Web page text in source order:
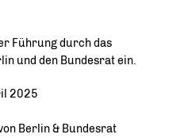
Führung durch das
und den Bundesrat ein.
2025
Berlin & Bundesrat